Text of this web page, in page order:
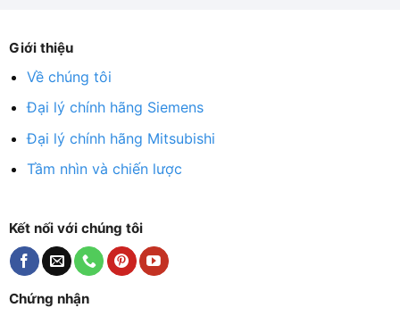
Giới thiệu
Về chúng tôi
Đại lý chính hãng Siemens
Đại lý chính hãng Mitsubishi
Tầm nhìn và chiến lược
Kết nối với chúng tôi
Chứng nhận